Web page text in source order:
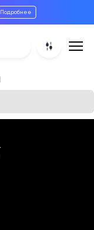
Подробнее